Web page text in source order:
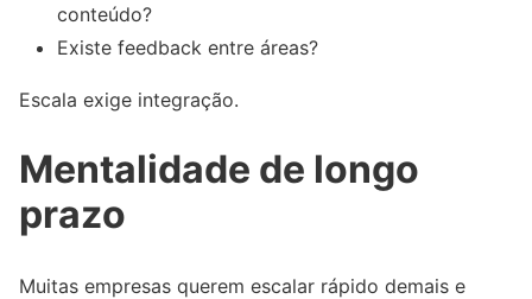
conteúdo?
Existe feedback entre áreas?
Escala exige integração.
Mentalidade de longo
prazo
Muitas empresas querem escalar rápido demais e